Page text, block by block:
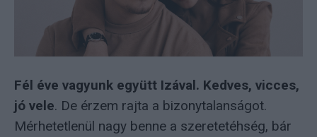
Fél éve vagyunk együtt Izával. Kedves, vicces,
jó vele. De érzem rajta a bizonytalanságot.
Mérhetetlenül nagy benne a szeretetéhség, bár